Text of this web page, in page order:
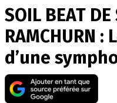
SOIL BEAT
RAMCHURN
d’une